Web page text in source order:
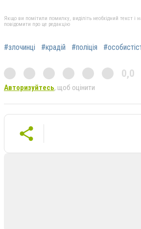
Якщо ви помітили помилку, виділіть необхідний текст і
повідомити про це редакцію
#злочинці #крадій #поліція
0,0
Авторизуйтесь, щоб оцінити